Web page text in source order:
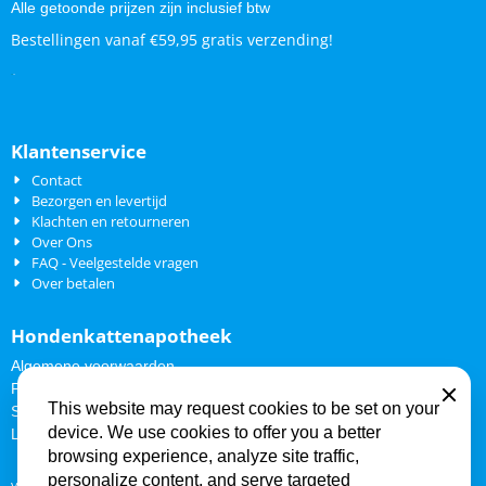
Alle getoonde prijzen zijn inclusief btw
Bestellingen vanaf €59,95 gratis verzending!
Klantenservice
Contact
Bezorgen en levertijd
Klachten en retourneren
Over Ons
FAQ - Veelgestelde vragen
Over betalen
Hondenkattenapotheek
Algemene voorwaarden
Privacy Policy
Sitemap
Links
This website may request cookies to be set on your
device. We use cookies to offer you a better
browsing experience, analyze site traffic,
personalize content, and serve targeted
Close